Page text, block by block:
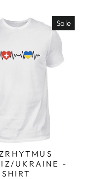
Sale
UKRAINE -
SHIRT